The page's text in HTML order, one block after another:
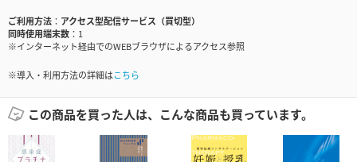
ご利用方法
アクセス型配信サービス（買切型）
同時使用端末数
1
※インターネット経由でのWEBブラウザによるアクセス参照
※導入・利用方法の詳細はこちら
この商品を買った人は、こんな商品も買っています。